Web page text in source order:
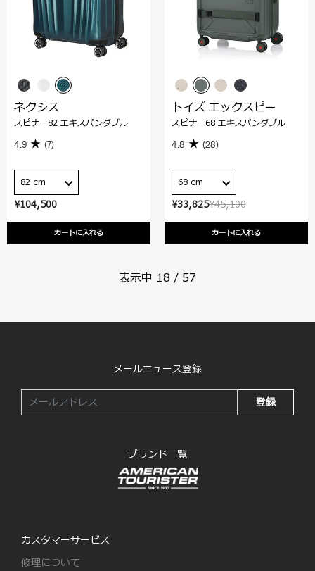
¥104,500
カートに入れる
ネクシス
スピナー82 エキスパンダブル
4.9 (7)
82 cm
¥45,100
¥33,825
カートに入れる
トイズ エックスピー
スピナー68 エキスパンダブル
4.8 (28)
68 cm
表示中 18 / 57
メールニュース登録
登録
ブランド一覧
カスタマーサービス
修理について